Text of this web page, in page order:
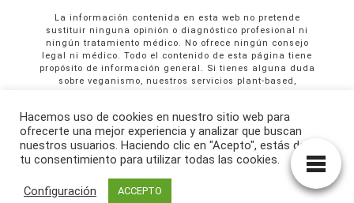
La información contenida en esta web no pretende
sustituir ninguna opinión o diagnóstico profesional ni
ningún tratamiento médico. No ofrece ningún consejo
legal ni médico. Todo el contenido de esta página tiene
propósito de información general. Si tienes alguna duda
sobre veganismo, nuestros servicios plant-based,
© Copyright 2026 · culturavegana.com · Online since
25/09/2014
Hacemos uso de cookies en nuestro sitio web para
ofrecerte una mejor experiencia y analizar que buscan
nuestros usuarios. Haciendo clic en "Acepto", estás dando
tu consentimiento para utilizar todas las cookies.
Configuración ACCEPTO